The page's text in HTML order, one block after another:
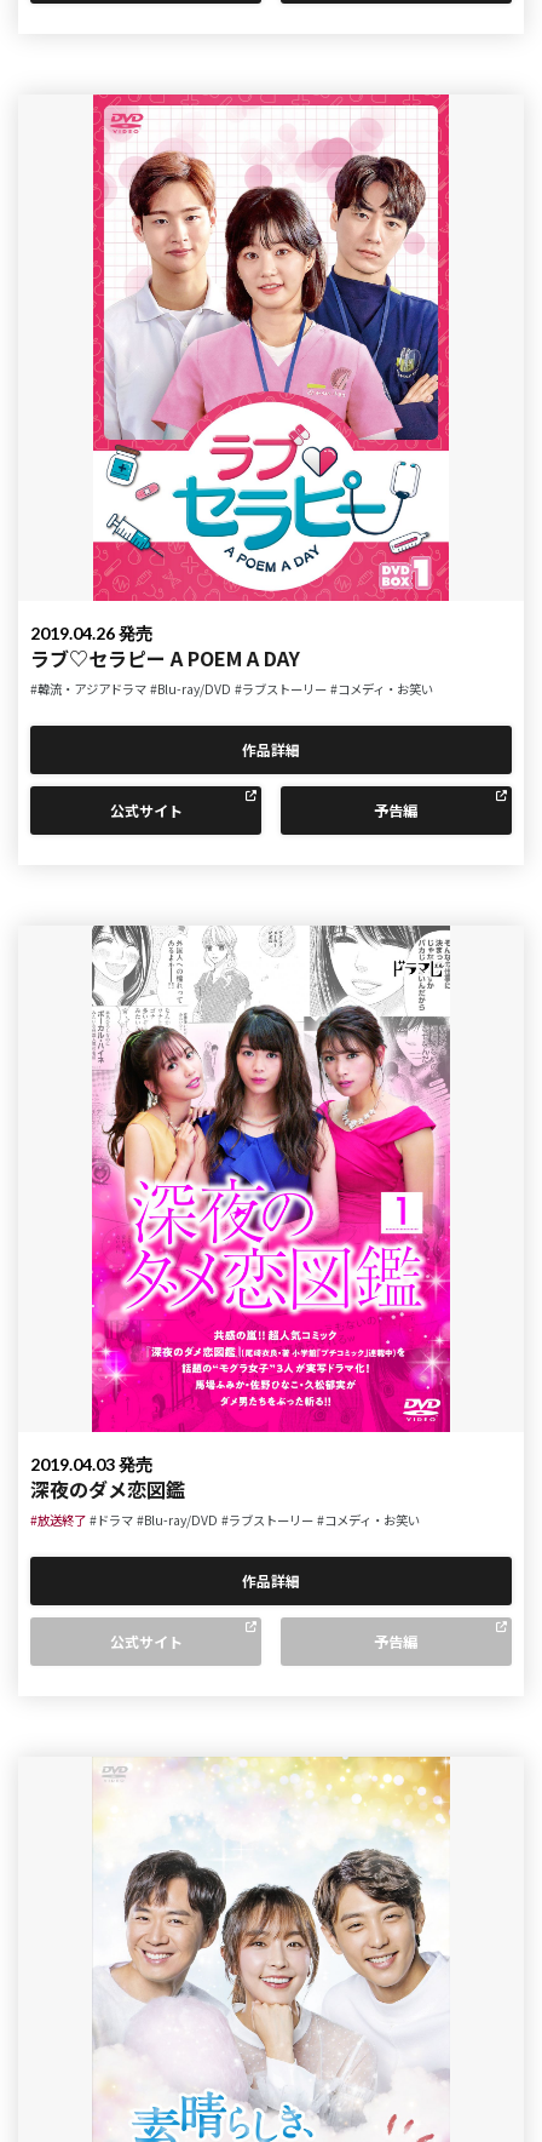
2019.04.26 発売
ラブ♡セラピー A POEM A DAY
#韓流・アジアドラマ #Blu-ray/DVD #ラブストーリー #コメディ・お笑い
作品詳細
公式サイト 予告編
2019.04.03 発売
深夜のダメ恋図鑑
#放送終了 #ドラマ #Blu-ray/DVD #ラブストーリー #コメディ・お笑い
作品詳細
公式サイト 予告編